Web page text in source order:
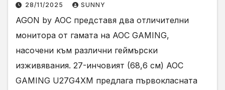
28/11/2025 SUNNY
AGON by AOC представя два отличителни
монитора от гамата на AOC GAMING,
насочени към различни геймърски
изживявания. 27-инчовият (68,6 см) AOC
GAMING U27G4XM предлага първокласната